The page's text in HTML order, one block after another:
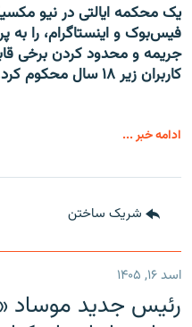
یک محکمه ایالتی در نیو
جریمه و محدود کردن برخی
کاربران زیر ۱۸ سال محکوم کرد.
ادامه خبر ...
شریک ساختن
اسد ۱۶, ۱۴۰۵
رئیس جدید موساد